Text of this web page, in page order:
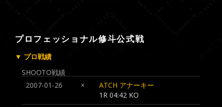
プロフェッショナル修斗公式戦
▼ プロ戦績
SHOOTO戦績
2007-01-26
×
ATCH アナーキー
1R 04:42 KO